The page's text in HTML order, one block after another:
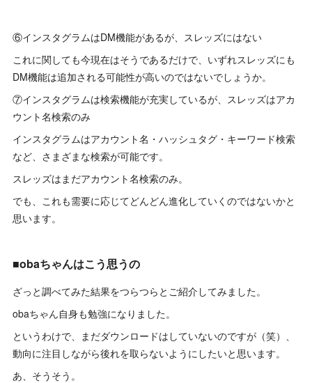
⑥インスタグラムはDM機能があるが、スレッズにはない
これに関しても今現在はそうであるだけで、いずれスレッズにも
DM機能は追加される可能性が高いのではないでしょうか。
⑦インスタグラムは検索機能が充実しているが、スレッズはアカ
ウント名検索のみ
インスタグラムはアカウント名・ハッシュタグ・キーワード検索
など、さまざまな検索が可能です。
スレッズはまだアカウント名検索のみ。
でも、これも需要に応じてどんどん進化していくのではないかと
思います。
■obaちゃんはこう思うの
ざっと調べてみた結果をつらつらとご紹介してみました。
obaちゃん自身も勉強になりました。
というわけで、まだダウンロードはしていないのですが（笑）、
動向に注目しながら後れを取らないようにしたいと思います。
あ、そうそう。